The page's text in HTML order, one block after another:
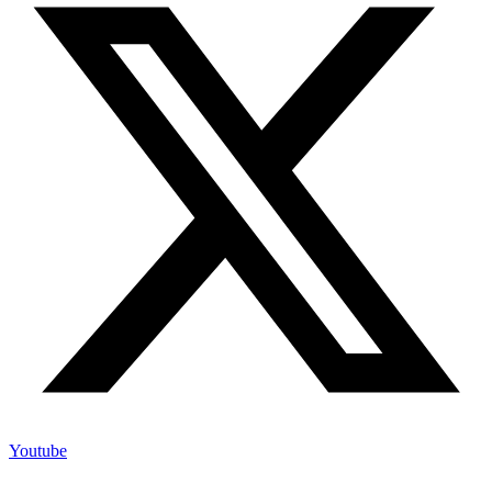
Youtube